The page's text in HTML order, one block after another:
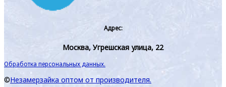
Адрес:
Москва, Угрешская улица, 22
Обработка персональных данных.
©Незамерзайка оптом от производителя.